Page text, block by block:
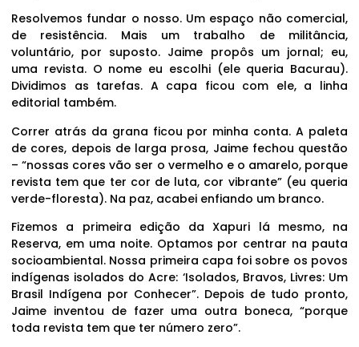
Resolvemos fundar o nosso. Um espaço não comercial,
de resistência. Mais um trabalho de militância,
voluntário, por suposto. Jaime propôs um jornal; eu,
uma revista. O nome eu escolhi (ele queria Bacurau).
Dividimos as tarefas. A capa ficou com ele, a linha
editorial também.
Correr atrás da grana ficou por minha conta. A paleta
de cores, depois de larga prosa, Jaime fechou questão
– “nossas cores vão ser o vermelho e o amarelo, porque
revista tem que ter cor de luta, cor vibrante” (eu queria
verde-floresta). Na paz, acabei enfiando um branco.
Fizemos a primeira edição da Xapuri lá mesmo, na
Reserva, em uma noite. Optamos por centrar na pauta
socioambiental. Nossa primeira capa foi sobre os povos
indígenas isolados do Acre: ‘Isolados, Bravos, Livres: Um
Brasil Indígena por Conhecer”. Depois de tudo pronto,
Jaime inventou de fazer uma outra boneca, “porque
toda revista tem que ter número zero”.